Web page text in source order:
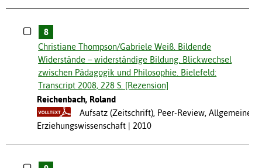
8
Christiane Thompson/Gabriele Weiß. Bildende
Widerstände – widerständige Bildung. Blickwechsel
zwischen Pädagogik und Philosophie. Bielefeld:
Transcript 2008, 228 S. [Rezension]
Reichenbach, Roland
Aufsatz (Zeitschrift), Peer-Review, Allgemeine
Erziehungswissenschaft
2010